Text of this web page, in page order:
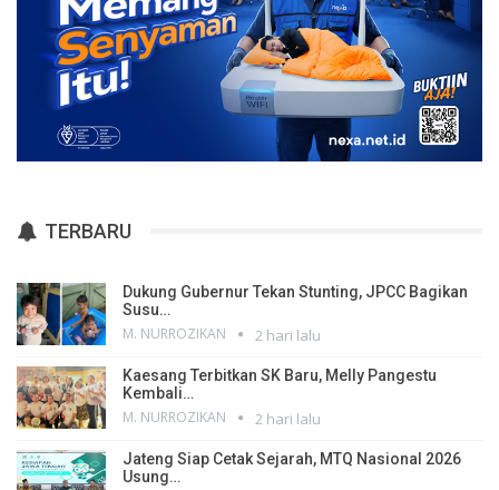
TERBARU
Dukung Gubernur Tekan Stunting, JPCC Bagikan
Susu…
M. NURROZIKAN 2 hari lalu
Kaesang Terbitkan SK Baru, Melly Pangestu
Kembali…
M. NURROZIKAN 2 hari lalu
Jateng Siap Cetak Sejarah, MTQ Nasional 2026
Usung…